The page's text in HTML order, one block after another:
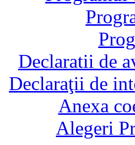
Declaratii de
Declaraţii de
Anexa
Alegeri